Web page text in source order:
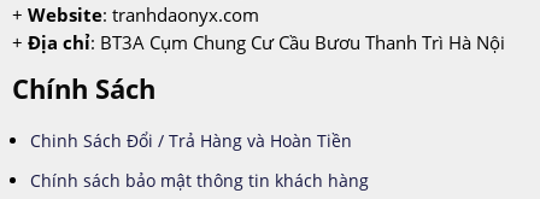
+ Website: tranhdaonyx.com
+ Địa chỉ: BT3A Cụm Chung Cư Cầu Bươu Thanh Trì Hà Nội
Chính Sách
Chinh Sách Đổi / Trả Hàng và Hoàn Tiền
Chính sách bảo mật thông tin khách hàng